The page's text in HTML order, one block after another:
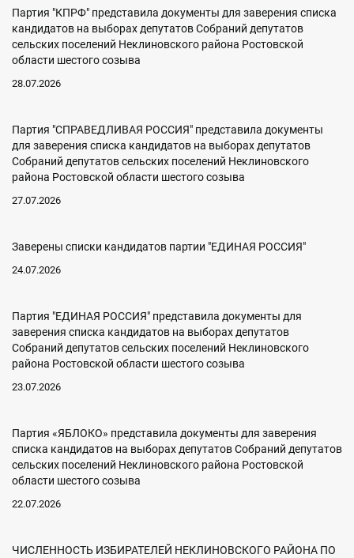
Партия "КПРФ" представила документы для заверения списка
кандидатов на выборах депутатов Собраний депутатов
сельских поселений Неклиновского района Ростовской
области шестого созыва
28.07.2026
Партия "СПРАВЕДЛИВАЯ РОССИЯ" представила документы
для заверения списка кандидатов на выборах депутатов
Собраний депутатов сельских поселений Неклиновского
района Ростовской области шестого созыва
27.07.2026
Заверены списки кандидатов партии "ЕДИНАЯ РОССИЯ"
24.07.2026
Партия "ЕДИНАЯ РОССИЯ" представила документы для
заверения списка кандидатов на выборах депутатов
Собраний депутатов сельских поселений Неклиновского
района Ростовской области шестого созыва
23.07.2026
Партия «ЯБЛОКО» представила документы для заверения
списка кандидатов на выборах депутатов Собраний депутатов
сельских поселений Неклиновского района Ростовской
области шестого созыва
22.07.2026
ЧИСЛЕННОСТЬ ИЗБИРАТЕЛЕЙ НЕКЛИНОВСКОГО РАЙОНА ПО